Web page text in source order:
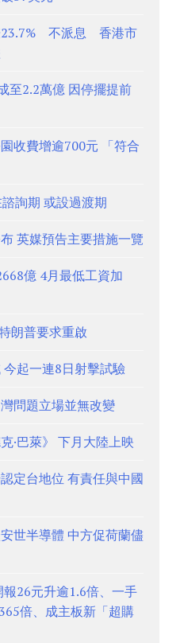
23.7% 不派息 香港市
至2.2萬億 因停擺提前
收費增逾700元 「符合
詢期 或設過渡期
英媒預告主要措施一覽
億 4月最低工資加
朗普要求重啟
起一連8日射擊試驗
問題立場並無改變
·巴萊》 下月大陸上映
定台地位 有責任與中國
世半導體 中方促荷蘭儘
26元升逾1.6倍、一手
倍、成主板新「超購